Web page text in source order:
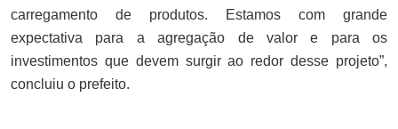
carregamento de produtos. Estamos com grande
expectativa para a agregação de valor e para os
investimentos que devem surgir ao redor desse projeto”,
concluiu o prefeito.